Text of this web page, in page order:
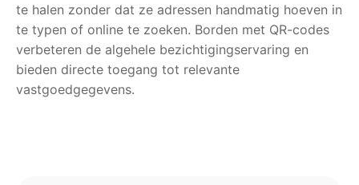
te halen zonder dat ze adressen handmatig hoeven in
te typen of online te zoeken. Borden met QR-codes
verbeteren de algehele bezichtigingservaring en
bieden directe toegang tot relevante
vastgoedgegevens.